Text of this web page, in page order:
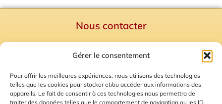
Gérer le consentement
Pour offrir les meilleures expériences, nous utilisons des technologies
telles que les cookies pour stocker et/ou accéder aux informations des
appareils. Le fait de consentir à ces technologies nous permettra de
traiter des données telles que le comportement de navigation ou les ID
Nous contacter
Mentions Légales
Plan du site
Gestion des Cookies